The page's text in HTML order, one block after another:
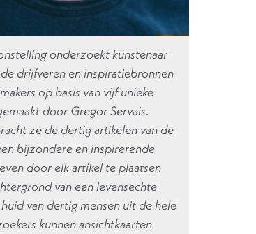
onderzoekt kunstenaar
drijfveren en inspiratiebronnen
op basis van vijf unieke
door Gregor Servais.
ze de dertig artikelen van de
bijzondere en inspirerende
door elk artikel te plaatsen
van een levensechte
van dertig mensen uit de hele
kunnen ansichtkaarten